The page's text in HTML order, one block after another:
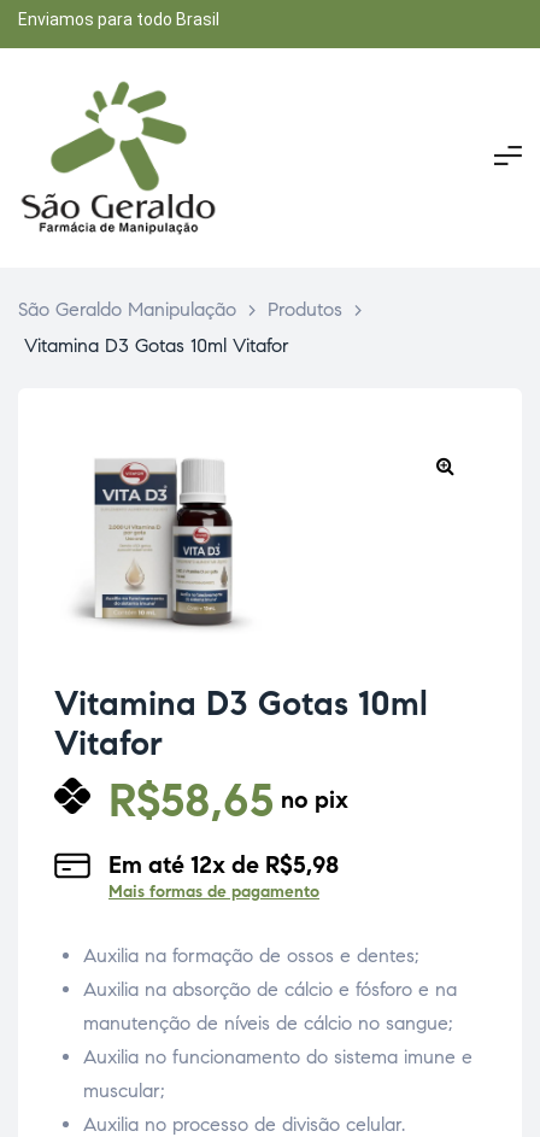
Enviamos para todo Brasil
São Geraldo Manipulação > Produtos
>
Vitamina D3 Gotas 10ml Vitafor
Vitamina D3 Gotas 10ml
Vitafor
R$58,65 no pix
Em até 12x de R$5,98
Mais formas de pagamento
Auxilia na formação de ossos e dentes;
Auxilia na absorção de cálcio e fósforo e na
manutenção de níveis de cálcio no sangue;
Auxilia no funcionamento do sistema imune e
muscular;
Auxilia no processo de divisão celular.